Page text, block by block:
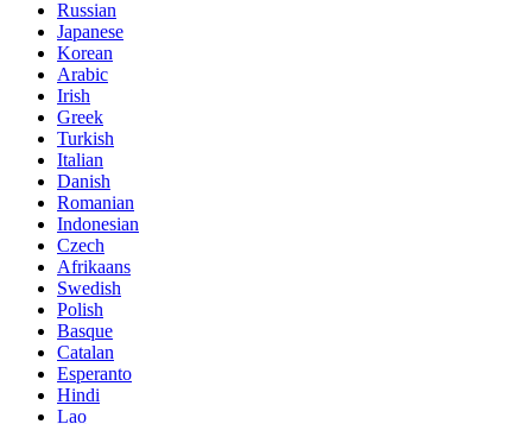
Russian
Japanese
Korean
Arabic
Irish
Greek
Turkish
Italian
Danish
Romanian
Indonesian
Czech
Afrikaans
Swedish
Polish
Basque
Catalan
Esperanto
Hindi
Lao